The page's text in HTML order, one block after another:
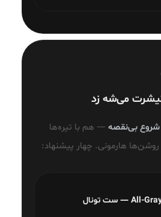
شروع بی‌نقصه — هم با تیره‌ها
روشن‌ها هارمونی. چهار پیشنهاد:
All-Gray Tonal — ست تونال